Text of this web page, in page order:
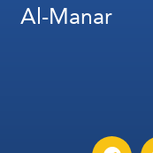
Al-Manar